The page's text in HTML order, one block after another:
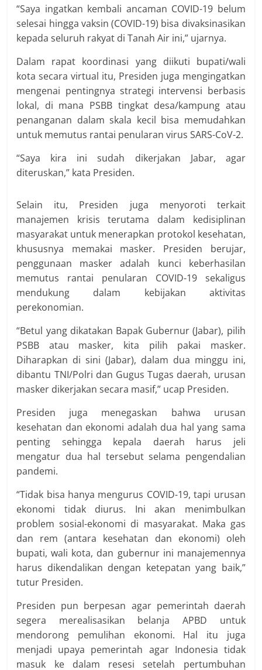
“Saya ingatkan kembali ancaman COVID-19 belum
selesai hingga vaksin (COVID-19) bisa divaksinasikan
kepada seluruh rakyat di Tanah Air ini,” ujarnya.
Dalam rapat koordinasi yang diikuti bupati/wali
kota secara virtual itu, Presiden juga mengingatkan
mengenai pentingnya strategi intervensi berbasis
lokal, di mana PSBB tingkat desa/kampung atau
penanganan dalam skala kecil bisa memudahkan
untuk memutus rantai penularan virus SARS-CoV-2.
“Saya kira ini sudah dikerjakan Jabar, agar
diteruskan,” kata Presiden.
Selain itu, Presiden juga menyoroti terkait
manajemen krisis terutama dalam kedisiplinan
masyarakat untuk menerapkan protokol kesehatan,
khususnya memakai masker. Presiden berujar,
penggunaan masker adalah kunci keberhasilan
memutus rantai penularan COVID-19 sekaligus
mendukung dalam kebijakan aktivitas
perekonomian.
“Betul yang dikatakan Bapak Gubernur (Jabar), pilih
PSBB atau masker, kita pilih pakai masker.
Diharapkan di sini (Jabar), dalam dua minggu ini,
dibantu TNI/Polri dan Gugus Tugas daerah, urusan
masker dikerjakan secara masif,” ucap Presiden.
Presiden juga menegaskan bahwa urusan
kesehatan dan ekonomi adalah dua hal yang sama
penting sehingga kepala daerah harus jeli
mengatur dua hal tersebut selama pengendalian
pandemi.
“Tidak bisa hanya mengurus COVID-19, tapi urusan
ekonomi tidak diurus. Ini akan menimbulkan
problem sosial-ekonomi di masyarakat. Maka gas
dan rem (antara kesehatan dan ekonomi) oleh
bupati, wali kota, dan gubernur ini manajemennya
harus dikendalikan dengan ketepatan yang baik,”
tutur Presiden.
Presiden pun berpesan agar pemerintah daerah
segera merealisasikan belanja APBD untuk
mendorong pemulihan ekonomi. Hal itu juga
menjadi upaya pemerintah agar Indonesia tidak
masuk ke dalam resesi setelah pertumbuhan